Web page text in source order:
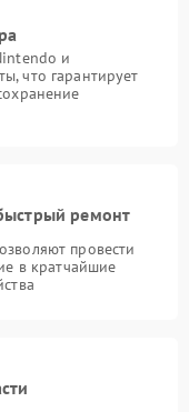
и
что гарантирует
ремонт
провести
в кратчайшие